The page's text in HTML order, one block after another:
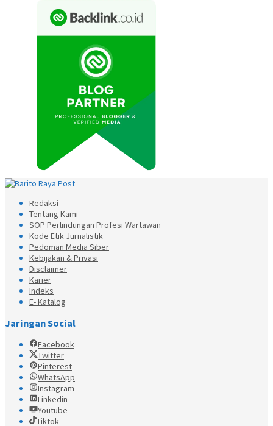
Redaksi
Tentang Kami
SOP Perlindungan Profesi Wartawan
Kode Etik Jurnalistik
Pedoman Media Siber
Kebijakan & Privasi
Disclaimer
Karier
Indeks
E- Katalog
Jaringan Social
Facebook
Twitter
Pinterest
WhatsApp
Instagram
Linkedin
Youtube
Tiktok